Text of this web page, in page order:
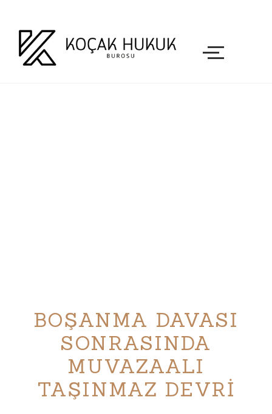
BOŞANMA DAVASI
SONRASINDA
MUVAZAALI
TAŞINMAZ DEVRİ